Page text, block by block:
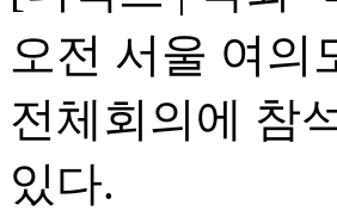
오전 서울 여의
전체회의에 참
있다.